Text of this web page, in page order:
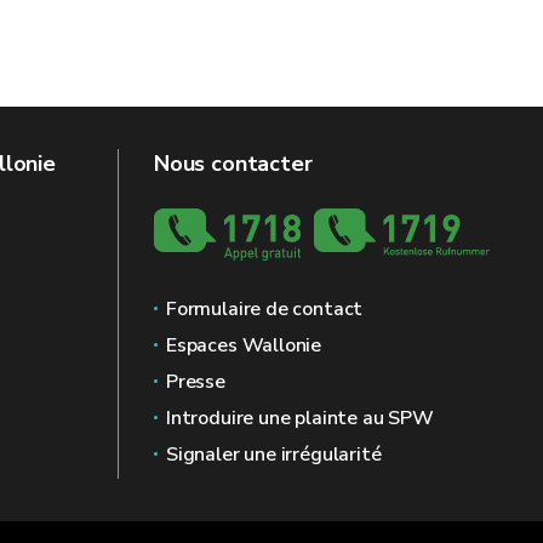
Nous contacter
Formulaire de contact
Espaces Wallonie
Presse
Introduire une plainte au SPW
Signaler une irrégularité